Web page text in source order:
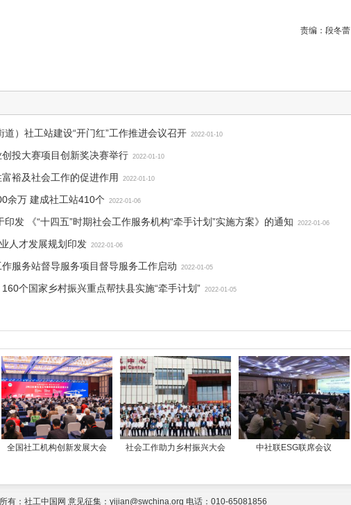
责编： 段冬蕾
）社工站建设“开门红”工作推进会议召开 2022-01-10
投大赛项目创新奖决赛举行 2022-01-10
裕及社会工作的促进作用 2022-01-10
余万 建成社工站410个 2022-01-06
发 《“十四五”时期社会工作服务机构“牵手计划”实施方案》的通知 2022-01-06
人才发展规划印发 2022-01-06
服务站督导服务项目督导服务工作启动 2022-01-05
个国家乡村振兴重点帮扶县实施“牵手计划” 2022-01-05
全国社工机构创新发展大会 社会工作助力乡村振兴大会 中社联ESG联席会议
有：社工中国网 意见征集：yijian@swchina.org 电话：010-65081856